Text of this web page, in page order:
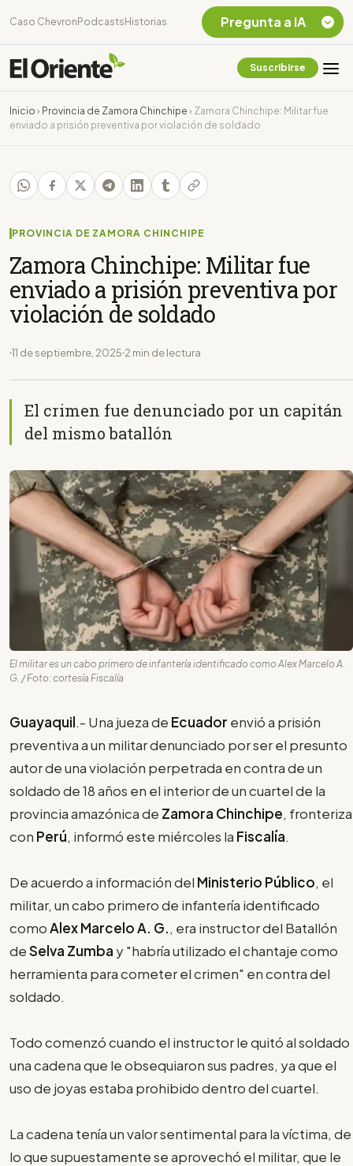
Caso Chevron Podcasts Historias
Suscribirse
Inicio › Provincia de Zamora Chinchipe › Zamora Chinchipe: Militar fue
enviado a prisión preventiva por violación de soldado
PROVINCIA DE ZAMORA CHINCHIPE
Zamora Chinchipe: Militar fue
enviado a prisión preventiva por
violación de soldado
11 de septiembre, 2025 2 min de lectura
El crimen fue denunciado por un capitán
del mismo batallón
El militar es un cabo primero de infantería identificado como Alex Marcelo A.
G. / Foto: cortesía Fiscalía
Guayaquil.- Una jueza de Ecuador envió a prisión
preventiva a un militar denunciado por ser el presunto
autor de una violación perpetrada en contra de un
soldado de 18 años en el interior de un cuartel de la
provincia amazónica de Zamora Chinchipe, fronteriza
con Perú, informó este miércoles la Fiscalía.
De acuerdo a información del Ministerio Público, el
militar, un cabo primero de infantería identificado
comoAlex Marcelo A. G., era instructor del Batallón
deSelva Zumba y "habría utilizado el chantaje como
herramienta para cometer el crimen" en contra del
soldado.
Todo comenzó cuando el instructor le quitó al soldado
una cadena que le obsequiaron sus padres, ya que el
uso de joyas estaba prohibido dentro del cuartel.
La cadena tenía un valor sentimental para la víctima, de
lo que supuestamente se aprovechó el militar, que le
Pregunta a IA
Chevron Ecuador